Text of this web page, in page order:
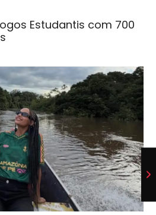
Estudantis com 700